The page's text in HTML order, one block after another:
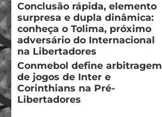
Conclusão rápida, elemento
surpresa e dupla dinâmica:
conheça o Tolima, próximo
adversário do Internacional
na Libertadores
Conmebol define arbitragem
de jogos de Inter e
Corinthians na Pré-
Libertadores